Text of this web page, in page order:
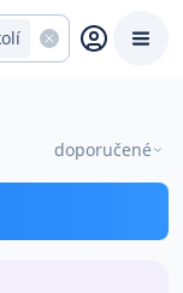
doporučené